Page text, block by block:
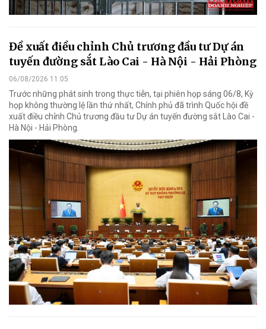
Đề xuất điều chỉnh Chủ trương đầu tư Dự án
tuyến đường sắt Lào Cai - Hà Nội - Hải Phòng
06/08/2026 11:05
Trước những phát sinh trong thực tiễn, tại phiên họp sáng 06/8, Kỳ
họp không thường lệ lần thứ nhất, Chính phủ đã trình Quốc hội đề
xuất điều chỉnh Chủ trương đầu tư Dự án tuyến đường sắt Lào Cai -
Hà Nội - Hải Phòng.